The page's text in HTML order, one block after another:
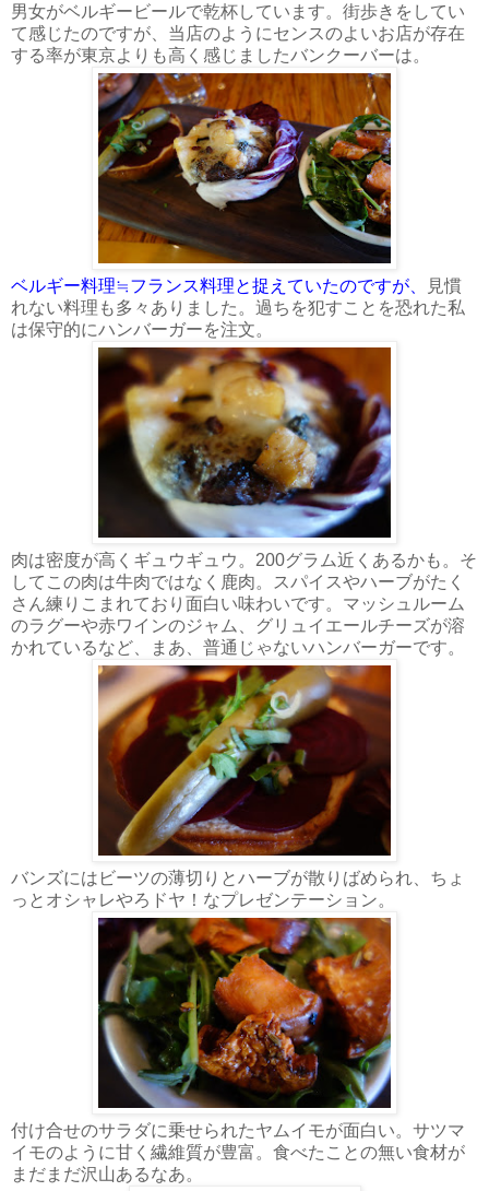
男女がベルギービールで乾杯しています。街歩きをしてい
て感じたのですが、当店のようにセンスのよいお店が存在
する率が東京よりも高く感じましたバンクーバーは。
ベルギー料理≒フランス料理と捉えていたのですが、
見慣
れない料理も多々ありました。過ちを犯すことを恐れた私
は保守的にハンバーガーを注文。
肉は密度が高くギュウギュウ。200グラム近くあるかも。そ
してこの肉は牛肉ではなく鹿肉。スパイスやハーブがたく
さん練りこまれており面白い味わいです。マッシュルーム
のラグーや赤ワインのジャム、グリュイエールチーズが溶
かれているなど、まあ、普通じゃないハンバーガーです。
バンズにはビーツの薄切りとハーブが散りばめられ、ちょ
っとオシャレやろドヤ！なプレゼンテーション。
付け合せのサラダに乗せられたヤムイモが面白い。サツマ
イモのように甘く繊維質が豊富。食べたことの無い食材が
まだまだ沢山あるなあ。